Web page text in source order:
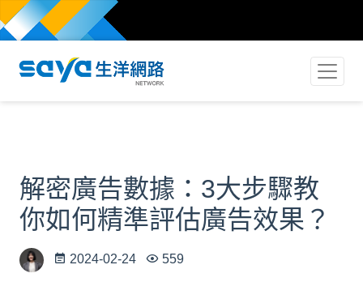
解密廣告數據：3大步驟教
你如何精準評估廣告效果？
2024-02-24 559